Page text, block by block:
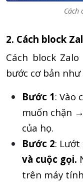
Cách
2. Cách block
Cách block
bước cơ bản như
Bước 1: Vào
muốn chặn
của họ.
Bước 2: Lướt
và cuộc gọi.
trên máy